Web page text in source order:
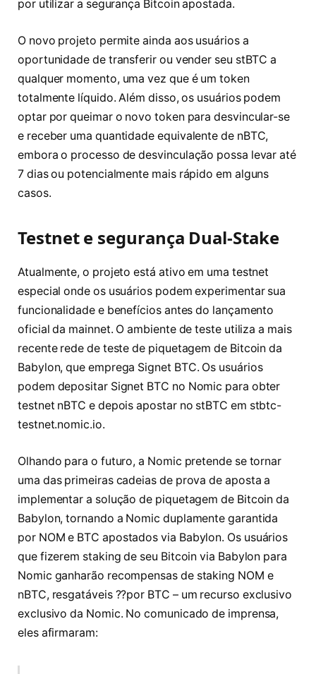
por utilizar a segurança Bitcoin apostada.
O novo projeto permite ainda aos usuários a
oportunidade de transferir ou vender seu stBTC a
qualquer momento, uma vez que é um token
totalmente líquido. Além disso, os usuários podem
optar por queimar o novo token para desvincular-se
e receber uma quantidade equivalente de nBTC,
embora o processo de desvinculação possa levar até
7 dias ou potencialmente mais rápido em alguns
casos.
Testnet e segurança Dual-Stake
Atualmente, o projeto está ativo em uma testnet
especial onde os usuários podem experimentar sua
funcionalidade e benefícios antes do lançamento
oficial da mainnet. O ambiente de teste utiliza a mais
recente rede de teste de piquetagem de Bitcoin da
Babylon, que emprega Signet BTC. Os usuários
podem depositar Signet BTC no Nomic para obter
testnet nBTC e depois apostar no stBTC em stbtc-
testnet.nomic.io.
Olhando para o futuro, a Nomic pretende se tornar
uma das primeiras cadeias de prova de aposta a
implementar a solução de piquetagem de Bitcoin da
Babylon, tornando a Nomic duplamente garantida
por NOM e BTC apostados via Babylon. Os usuários
que fizerem staking de seu Bitcoin via Babylon para
Nomic ganharão recompensas de staking NOM e
nBTC, resgatáveis ??por BTC – um recurso exclusivo
exclusivo da Nomic. No comunicado de imprensa,
eles afirmaram: